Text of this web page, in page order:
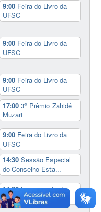
9:00 Feira do Livro da
UFSC
9:00 Feira do Livro da
UFSC
9:00 Feira do Livro da
UFSC
17:003º Prêmio Zahidé
Muzart
9:00 Feira do Livro da
UFSC
14:30Sessão Especial
do Conselho Esta...
14:00Lançamento da
cinebiografia de D...